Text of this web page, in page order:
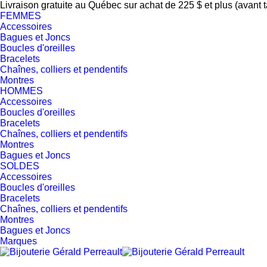
Livraison gratuite au Québec sur achat de 225 $ et plus (avant
FEMMES
Accessoires
Bagues et Joncs
Boucles d'oreilles
Bracelets
Chaînes, colliers et pendentifs
Montres
HOMMES
Accessoires
Boucles d'oreilles
Bracelets
Chaînes, colliers et pendentifs
Montres
Bagues et Joncs
SOLDES
Accessoires
Boucles d'oreilles
Bracelets
Chaînes, colliers et pendentifs
Montres
Bagues et Joncs
Marques